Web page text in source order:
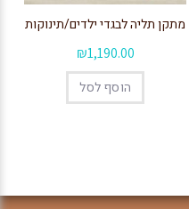
מתקן תליה לבגדי ילדים/תינוקות
₪1,190.00
הוסף לסל